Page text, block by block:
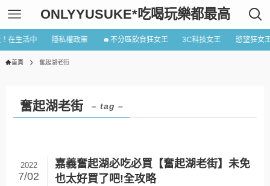
ONLYYUSUKE*吃喝玩樂都最高
在生活中 隱私權政策 ☻不分區飲食狂女王 3C科技女王 慾望狂女
首頁 奮起湖老街
奮起湖老街 – tag –
嘉義奮起湖必吃必買【奮起湖老街】未免
也太好買了吧!全攻略
2022
7/02